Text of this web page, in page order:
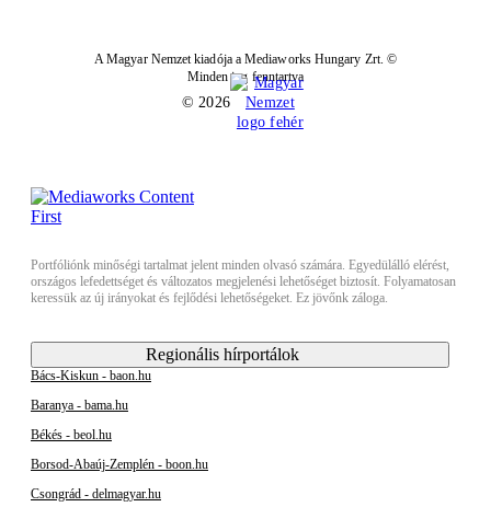
A Magyar Nemzet kiadója a Mediaworks Hungary Zrt. ©
Minden jog fenntartva
© 2026
Portfóliónk minőségi tartalmat jelent minden olvasó számára. Egyedülálló elérést,
országos lefedettséget és változatos megjelenési lehetőséget biztosít. Folyamatosan
keressük az új irányokat és fejlődési lehetőségeket. Ez jövőnk záloga.
Regionális hírportálok
Bács-Kiskun - baon.hu
Baranya - bama.hu
Békés - beol.hu
Borsod-Abaúj-Zemplén - boon.hu
Csongrád - delmagyar.hu